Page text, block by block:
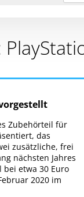
Zubehörteil für
das
zusätzliche, frei
nächsten Jahres
etwa 30 Euro
2020 im